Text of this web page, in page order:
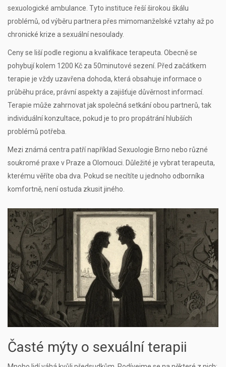
sexuologické ambulance. Tyto instituce řeší širokou škálu
problémů, od výběru partnera přes mimomanželské vztahy až po
chronické krize a sexuální nesoulady.
Ceny se liší podle regionu a kvalifikace terapeuta. Obecně se
pohybují kolem 1200 Kč za 50minutové sezení. Před začátkem
terapie je vždy uzavřena dohoda, která obsahuje informace o
průběhu práce, právní aspekty a zajišťuje důvěrnost informací.
Terapie může zahrnovat jak společná setkání obou partnerů, tak
individuální konzultace, pokud je to pro propátrání hlubších
problémů potřeba.
Mezi známá centra patří například Sexuologie Brno nebo různé
soukromé praxe v Praze a Olomouci. Důležité je vybrat terapeuta,
kterému věříte oba dva. Pokud se necítíte u jednoho odborníka
komfortně, není ostuda zkusit jiného.
Časté mýty o sexuální terapii